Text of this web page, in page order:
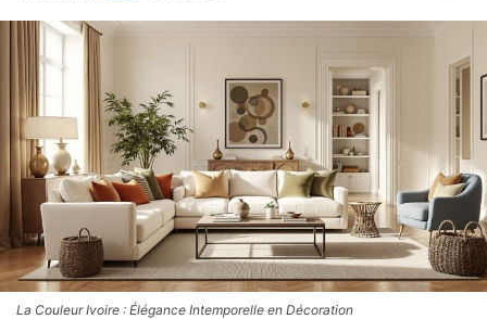
La Couleur Ivoire : Élégance Intemporelle en Décoration